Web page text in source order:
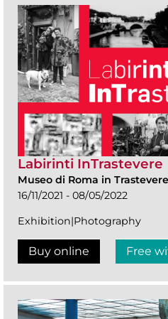
Labirinti InTrastevere
Museo di Roma in Trastevere
16/11/2021 - 08/05/2022
Exhibition|Photography
Buy online Free